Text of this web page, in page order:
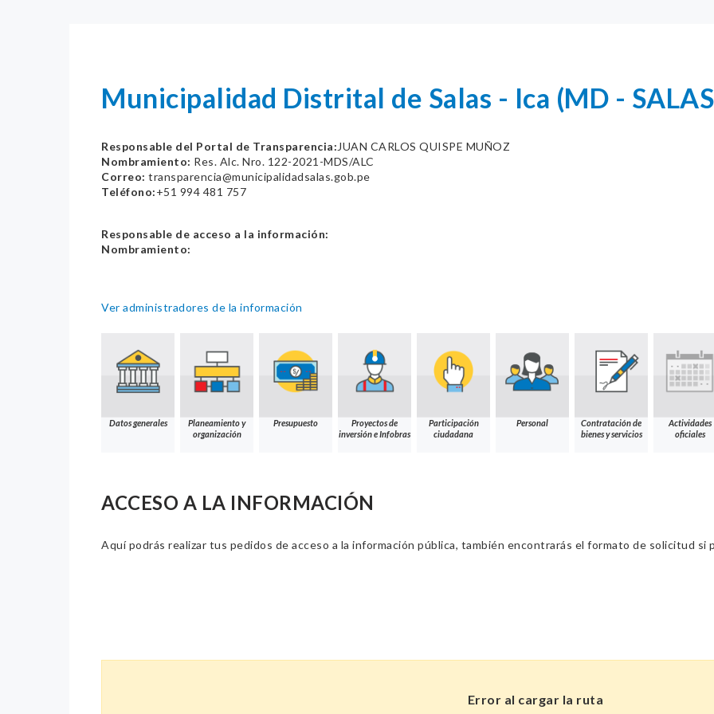
Municipalidad Distrital de Salas - Ica (MD -
Responsable del Portal de Transparencia: JUAN CARLOS QUISPE MUÑOZ
Nombramiento: Res. Alc. Nro. 122-2021-MDS/ALC
Correo: transparencia@municipalidadsalas.gob.pe
Teléfono:+51 994 481 757
Responsable de acceso a la información:
Nombramiento:
Ver administradores de la información
Datos generales
Planeamiento y
organización
Presupuesto
Proyectos de
inversión e Infobras
Participación
ciudadana
Personal
Contratación de
bienes y servicios
Actividades
oficiales
ACCESO A LA INFORMACIÓN
Aquí podrás realizar tus pedidos de acceso a la información pública, también encontrarás el formato de solicitud
Error al cargar la ruta